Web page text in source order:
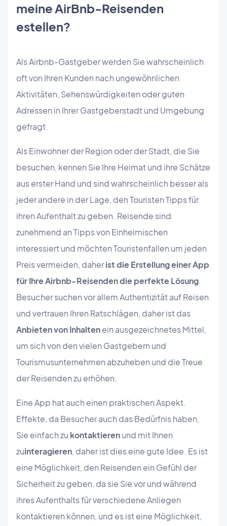
meine AirBnb-Reisenden
estellen?
Als Airbnb-Gastgeber werden Sie wahrscheinlich
oft von Ihren Kunden nach ungewöhnlichen
Aktivitäten, Sehenswürdigkeiten oder guten
Adressen in Ihrer Gastgeberstadt und Umgebung
gefragt.
Als Einwohner der Region oder der Stadt, die Sie
besuchen, kennen Sie Ihre Heimat und ihre Schätze
aus erster Hand und sind wahrscheinlich besser als
jeder andere in der Lage, den Touristen Tipps für
ihren Aufenthalt zu geben. Reisende sind
zunehmend an Tipps von Einheimischen
interessiert und möchten Touristenfallen um jeden
Preis vermeiden, daherist die Erstellung einer App
für Ihre Airbnb-Reisenden die perfekte Lösung.
Besucher suchen vor allem Authentizität auf Reisen
und vertrauen Ihren Ratschlägen, daher ist das
Anbieten von Inhaltenein ausgezeichnetes Mittel,
um sich von den vielen Gastgebern und
Tourismusunternehmen abzuheben und die Treue
der Reisenden zu erhöhen.
Eine App hat auch einen praktischen Aspekt.
Effekte, da Besucher auch das Bedürfnis haben,
Sie einfach zu kontaktierenund mit Ihnen
zuinteragieren, daher ist dies eine gute Idee. Es ist
eine Möglichkeit, den Reisenden ein Gefühl der
Sicherheit zu geben, da sie Sie vor und während
ihres Aufenthalts für verschiedene Anliegen
kontaktieren können, und es ist eine Möglichkeit,